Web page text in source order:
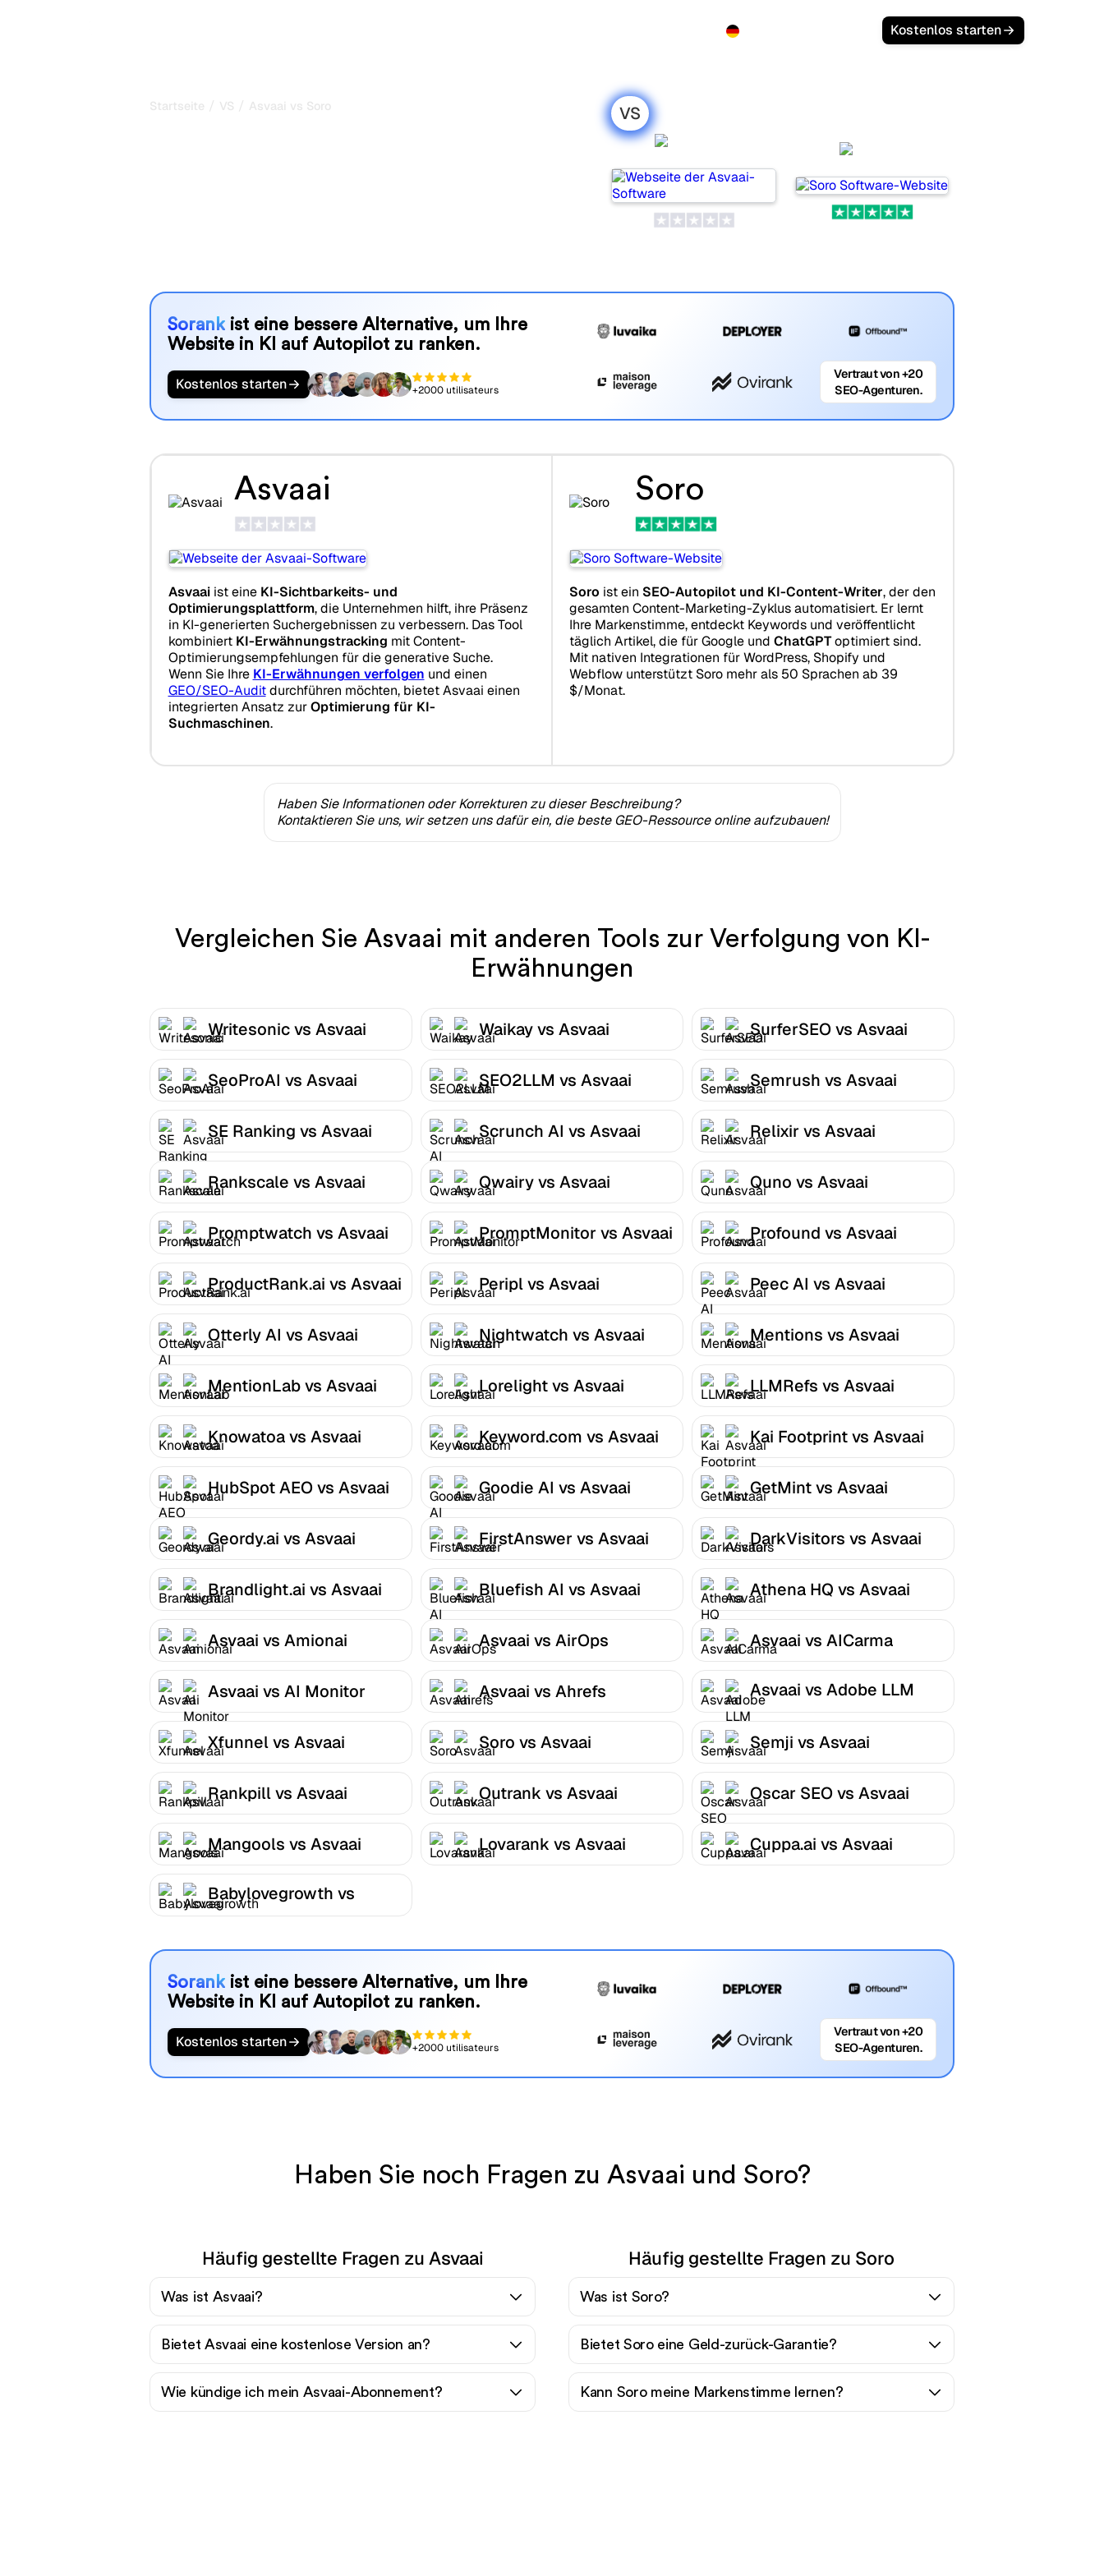
Kostenlos starten
Startseite / VS / Asvaai vs Soro VS
Sorankist eine bessere Alternative, um Ihre
Website in KI auf Autopilot zu ranken.
Kostenlos starten +2000 utilisateurs
Vertraut von +20
SEO-Agenturen.
Asvaai
Asvaaiist eine KI-Sichtbarkeits- und
Optimierungsplattform, die Unternehmen hilft, ihre Präsenz
in KI-generierten Suchergebnissen zu verbessern. Das Tool
kombiniert KI-Erwähnungstracking mit Content-
Optimierungsempfehlungen für die generative Suche.
Wenn Sie Ihre KI-Erwähnungen verfolgen und einen
GEO/SEO-Auditdurchführen möchten, bietet Asvaai einen
integrierten Ansatz zurOptimierung für KI-
Suchmaschinen.
Soro
Soro ist ein SEO-Autopilot und KI-Content-Writer, der den
gesamten Content-Marketing-Zyklus automatisiert. Er lernt
Ihre Markenstimme, entdeckt Keywords und veröffentlicht
täglich Artikel, die für Google und ChatGPToptimiert sind.
Mit nativen Integrationen für WordPress, Shopify und
Webflow unterstützt Soro mehr als 50 Sprachen ab 39
$/Monat.
Haben Sie Informationen oder Korrekturen zu dieser Beschreibung?
Kontaktieren Sie uns, wir setzen uns dafür ein, die beste GEO-Ressource online aufzubauen!
Vergleichen Sie Asvaai mit anderen Tools zur Verfolgung von KI-
Erwähnungen
Writesonic vs Asvaai Waikay vs Asvaai SurferSEO vs Asvaai
SeoProAI vs Asvaai SEO2LLM vs Asvaai Semrush vs Asvaai
SE Ranking vs Asvaai Scrunch AI vs Asvaai Relixir vs Asvaai
Rankscale vs Asvaai Qwairy vs Asvaai Quno vs Asvaai
Promptwatch vs Asvaai PromptMonitor vs Asvaai Profound vs Asvaai
ProductRank.ai vs Asvaai Peripl vs Asvaai Peec AI vs Asvaai
Otterly AI vs Asvaai Nightwatch vs Asvaai Mentions vs Asvaai
MentionLab vs Asvaai Lorelight vs Asvaai LLMRefs vs Asvaai
Knowatoa vs Asvaai Keyword.com vs Asvaai Kai Footprint vs Asvaai
HubSpot AEO vs Asvaai Goodie AI vs Asvaai GetMint vs Asvaai
Geordy.ai vs Asvaai FirstAnswer vs Asvaai DarkVisitors vs Asvaai
Brandlight.ai vs Asvaai Bluefish AI vs Asvaai Athena HQ vs Asvaai
Asvaai vs Amionai Asvaai vs AirOps Asvaai vs AICarma
Asvaai vs AI Monitor Asvaai vs Ahrefs
Asvaai vs Adobe LLM
Optimizer
Xfunnel vs Asvaai
Soro vs Asvaai Semji vs Asvaai
Rankpill vs Asvaai Outrank vs Asvaai Oscar SEO vs Asvaai
Mangools vs Asvaai Lovarank vs Asvaai Cuppa.ai vs Asvaai
Babylovegrowth vs
Asvaai
Sorankist eine bessere Alternative, um Ihre
Website in KI auf Autopilot zu ranken.
Kostenlos starten +2000 utilisateurs
Vertraut von +20
SEO-Agenturen.
Haben Sie noch Fragen zu Asvaai und Soro?
Häufig gestellte Fragen zu Asvaai
Was ist Asvaai?
Bietet Asvaai eine kostenlose Version an?
Wie kündige ich mein Asvaai-Abonnement?
Häufig gestellte Fragen zu Soro
Was ist Soro?
Bietet Soro eine Geld-zurück-Garantie?
Kann Soro meine Markenstimme lernen?